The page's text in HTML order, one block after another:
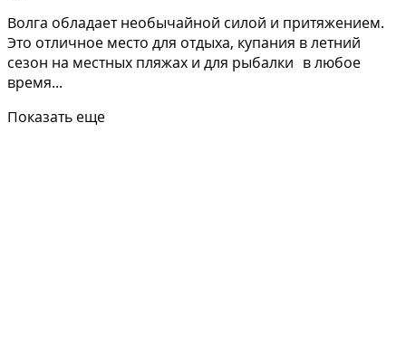
Волга обладает необычайной силой и притяжением.
Это отличное место для отдыха, купания в летний
сезон на местных пляжах и для рыбалки в любое
время...
Показать еще